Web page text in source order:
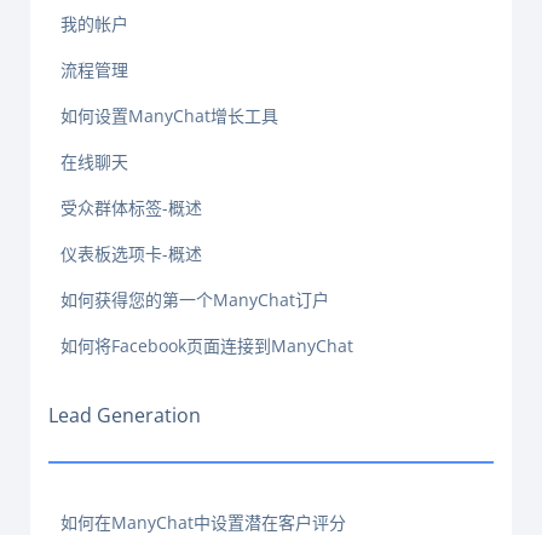
我的帐户
流程管理
如何设置ManyChat增长工具
在线聊天
受众群体标签-概述
仪表板选项卡-概述
如何获得您的第一个ManyChat订户
如何将Facebook页面连接到ManyChat
Lead Generation
如何在ManyChat中设置潜在客户评分